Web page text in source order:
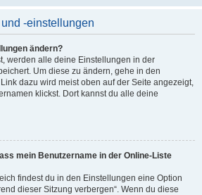
-einstellungen
ändern?
werden alle deine Einstellungen in der
Um diese zu ändern, gehe in den
dazu wird meist oben auf der Seite angezeigt,
klickst. Dort kannst du alle deine
mein Benutzername in der Online-Liste
findest du in den Einstellungen eine Option
dieser Sitzung verbergen“. Wenn du diese